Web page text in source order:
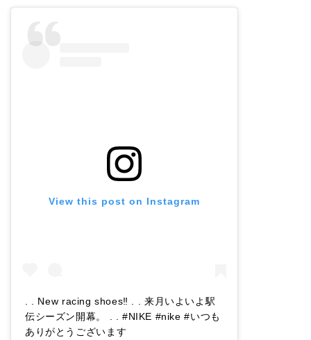
View this post on Instagram
. . New racing shoes‼︎ . . 来月いよいよ駅
伝シーズン開幕。 . . #NIKE #nike #いつも
ありがとうございます